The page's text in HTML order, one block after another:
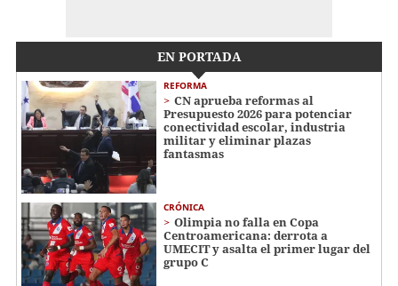
EN PORTADA
REFORMA
CN aprueba reformas al
Presupuesto 2026 para potenciar
conectividad escolar, industria
militar y eliminar plazas
fantasmas
CRÓNICA
Olimpia no falla en Copa
Centroamericana: derrota a
UMECIT y asalta el primer lugar del
grupo C